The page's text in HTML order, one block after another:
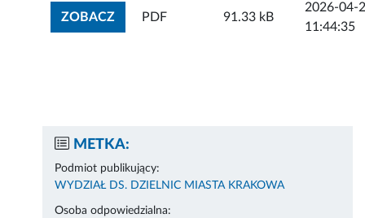
ZOBACZZOBACZ ZAŁĄCZNIK
PDF 91.33 kB
2026-04-
11:44:35
METKA:
Podmiot publikujący:
WYDZIAŁ DS. DZIELNIC MIASTA KRAKOWA
Osoba odpowiedzialna: